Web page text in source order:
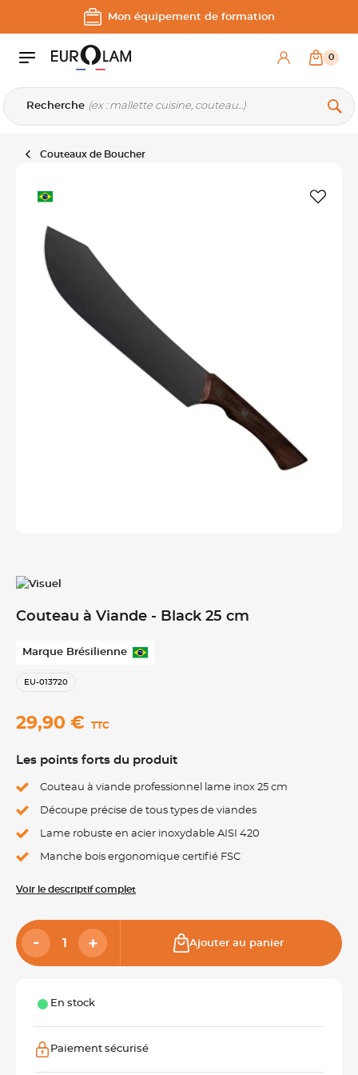
Aller au contenu
Aller à la navigation principale
Mon équipement de formation
Recherche
0
Couteaux de Boucher
Couteau à Viande - Black 25 cm
Marque Brésilienne
EU-013720
29,90 € TTC
Les points forts du produit
Couteau à viande professionnel lame inox 25 cm
Découpe précise de tous types de viandes
Lame robuste en acier inoxydable AISI 420
Manche bois ergonomique certifié FSC
Voir le descriptif complet
Ajouter au panier
En stock
Paiement sécurisé